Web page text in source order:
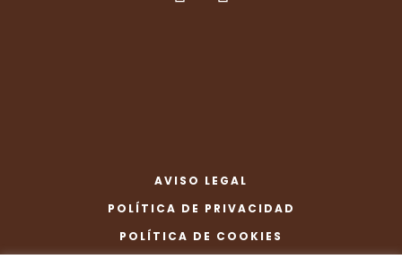
AVISO LEGAL
POLÍTICA DE PRIVACIDAD
POLÍTICA DE COOKIES